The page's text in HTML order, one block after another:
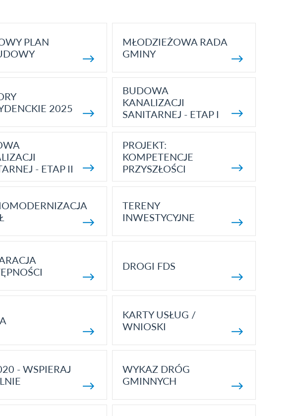
PLAN
MŁODZIEŻOWA RADA
GMINY
2025
BUDOWA
KANALIZACJI
SANITARNEJ - ETAP I
- ETAP II
PROJEKT:
KOMPETENCJE
PRZYSZŁOŚCI
TERENY
INWESTYCYJNE
DROGI FDS
KARTY USŁUG /
WNIOSKI
- WSPIERAJ
WYKAZ DRÓG
GMINNYCH